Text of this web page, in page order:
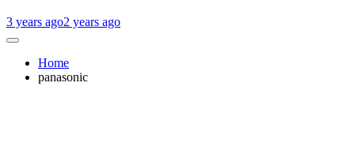
3 years ago2 years ago
Home
panasonic